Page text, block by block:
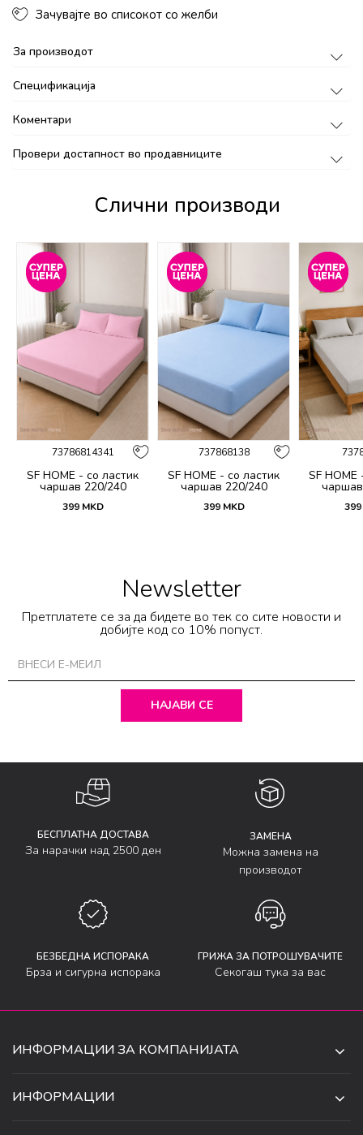
Зачувајте во списокот со желби
За производот
Спецификација
Коментари
Провери достапност во продавниците
Слични производи
73786814341
SF HOME - со ластик
чаршав 220/240
399 MKD
737868138
SF HOME - со ластик
чаршав 220/240
399 MKD
SF HOME
399
Newsletter
Претплатете се за да бидете во тек со сите новости и
добијте код со 10% попуст.
НАЈАВИ СЕ
БЕСПЛАТНА ДОСТАВА
За нарачки над 2500 ден
ЗАМЕНА
Можна замена на
производот
БЕЗБЕДНА ИСПОРАКА
Брза и сигурна испорака
ГРИЖА ЗА ПОТРОШУВАЧИТЕ
Секогаш тука за вас
ИНФОРМАЦИИ ЗА КОМПАНИЈАТА
ИНФОРМАЦИИ